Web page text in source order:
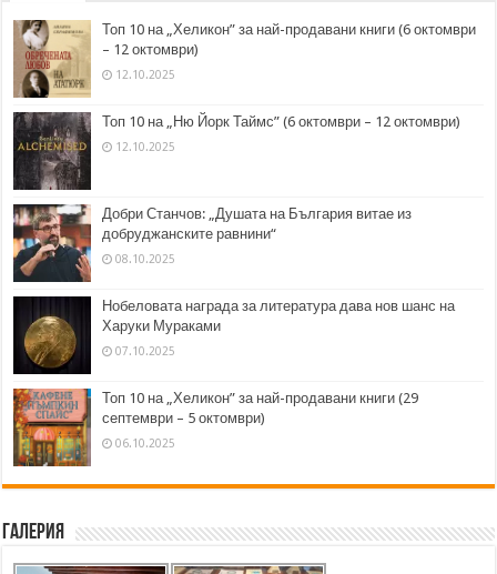
Топ 10 на „Хеликон” за най-продавани книги (6 октомври
– 12 октомври)
12.10.2025
Топ 10 на „Ню Йорк Таймс” (6 октомври – 12 октомври)
12.10.2025
Добри Станчов: „Душата на България витае из
добруджанските равнини“
08.10.2025
Нобеловата награда за литература дава нов шанс на
Харуки Мураками
07.10.2025
Топ 10 на „Хеликон” за най-продавани книги (29
септември – 5 октомври)
06.10.2025
Галерия